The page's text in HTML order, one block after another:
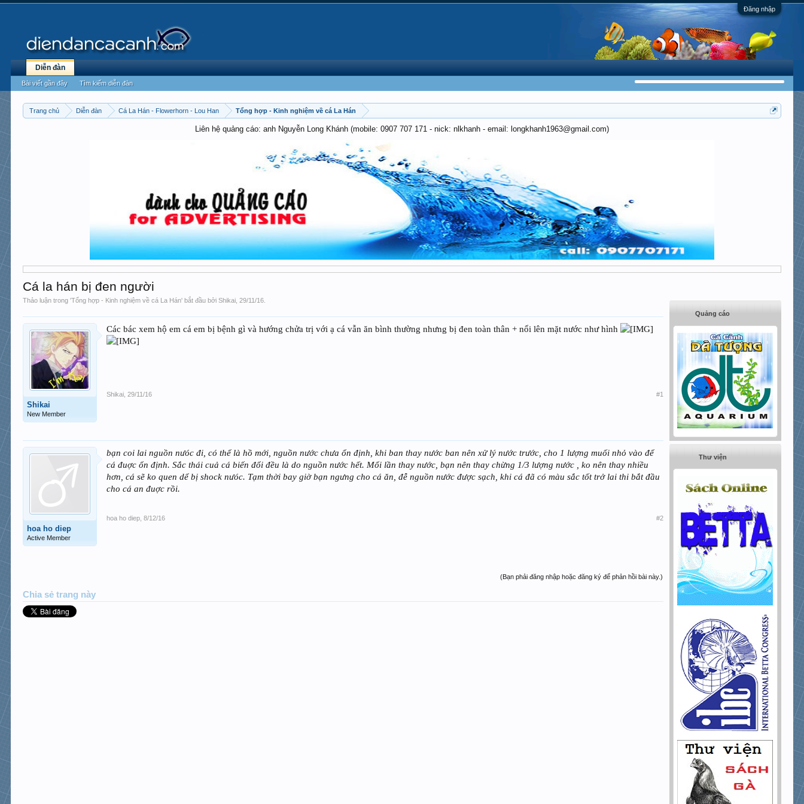
Đăng nhập
Trang chủ Diễn đàn Cá La Hán - Flowerhorn - Lou Han Tổng hợp - Kinh nghiệm về cá La Hán
Liên hệ quảng cáo: anh Nguyễn Long Khánh (mobile: 0907 707 171 - nick: nlkhanh - email: longkhanh1963@gmail.com)
Cá la hán bị đen người
Thảo luận trong 'Tổng hợp - Kinh nghiệm về cá La Hán' bắt đầu bởiShikai ,29/11/16
Shikai
New Member
Các bác xem hộ em cá em bị bệnh gì và hướng chửa trị với ạ cá vẫn ăn bình thường nhưng bị đen toàn thân + nổi lên mặt nước như hình
Shikai 29/11/16 #1
hoa ho diep
Active Member
bạn coi lai nguồn nưóc đi, có thể là hồ mới, nguồn nước chưa ổn định, khi ban thay nước ban nên xử lý nước trước, cho 1 lượng muối nhỏ vào để
cá đuợc ổn định. Sắc thái cuả cá biến đổi đều là do nguồn nước hết. Mổi lần thay nước, bạn nên thay chừng 1/3 lượng nước , ko nên thay nhiều
hơn, cá sẽ ko quen dể bị shock nưóc. Tạm thời bay giờ bạn ngưng cho cá ăn, đễ nguồn nước được sạch, khi cá đã có màu sắc tốt trở lai thi bắt đầu
cho cá an đuợc rồi.
hoa ho diep 8/12/16 #2
(Bạn phải đăng nhập hoặc đăng ký để phản hồi bài này.)
Chia sẻ trang này
Quảng cáo
Thư viện
Diễn đàn
Bài viết gần đây Tìm kiếm diễn đàn